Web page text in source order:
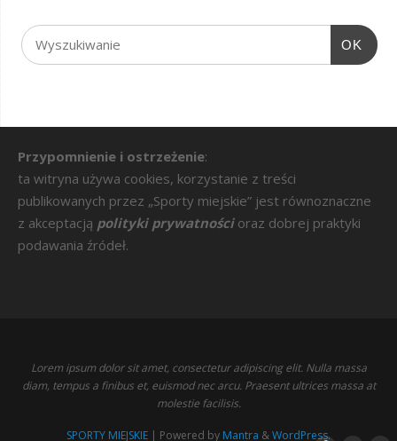
OK
Przypomnienie i ostrzeżenie:
ta witryna używa cookies, korzystanie z treści
publikowanych przez „Sporty miejskie” jest równoznaczne
z akceptacją polityki prywatności oraz dobrej praktyki
podawania źródeł.
Lorem ipsum dolor sit amet, consectetur adipiscing elit. Nulla massa
diam, tempus a finibus et, euismod nec arcu. Praesent ultrices massa at
molestie facilisis.
SPORTY MIEJSKIE | Powered by Mantra &WordPress.